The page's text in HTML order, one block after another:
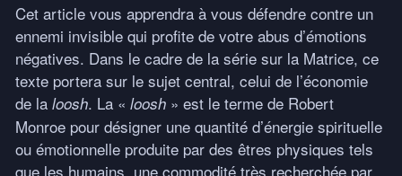
Cet article vous apprendra à vous défendre contre un
ennemi invisible qui profite de votre abus d’émotions
négatives. Dans le cadre de la série sur la Matrice, ce
texte portera sur le sujet central, celui de l’économie
de la loosh. La « loosh » est le terme de Robert
Monroe pour désigner une quantité d’énergie spirituelle
ou émotionnelle produite par des êtres physiques tels
que les humains, une commodité très recherchée par